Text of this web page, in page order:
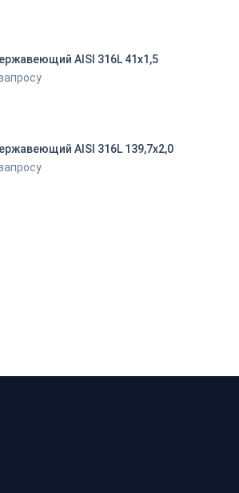
Отвод нержавеющий AISI 316L 41х1,5
AISI 316L 139,7х2,0